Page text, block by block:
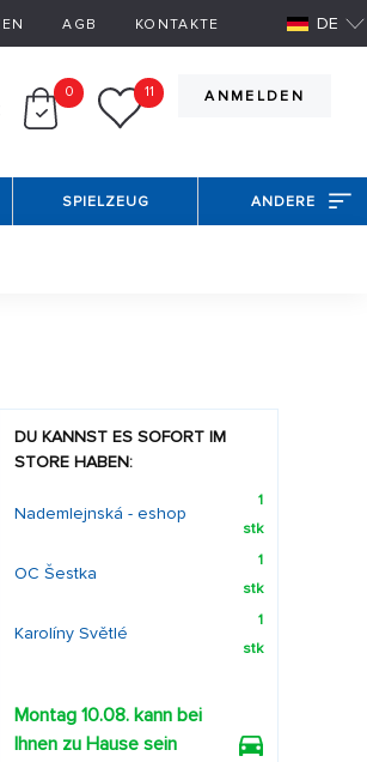
AGB KONTAKTE DE
ANMELDEN
0 11
SPIELZEUG ANDERE
DU KANNST ES SOFORT IM
STORE HABEN:
Nademlejnská - eshop
1
stk
OC Šestka
1
stk
Karolíny Světlé
1
stk
Montag 10.08. kann bei
Ihnen zu Hause sein